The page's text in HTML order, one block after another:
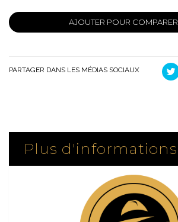
AJOUTER POUR COMPARER
PARTAGER DANS LES MÉDIAS SOCIAUX
Plus d'informations